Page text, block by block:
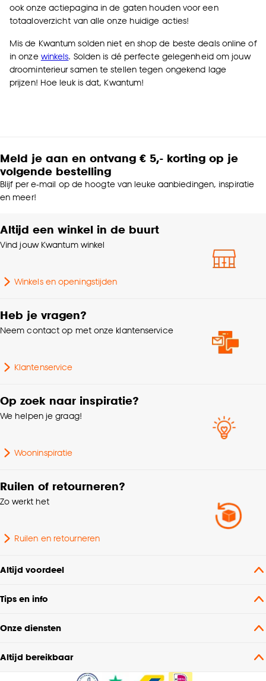
ook onze actiepagina in de gaten houden voor een
totaaloverzicht van alle onze huidige acties!
Mis de Kwantum solden niet en shop de beste deals online of
in onze winkels. Solden is dé perfecte gelegenheid om jouw
droominterieur samen te stellen tegen ongekend lage
prijzen! Hoe leuk is dat, Kwantum!
Meld je aan en ontvang € 5,- korting op je
volgende bestelling
Blijf per e-mail op de hoogte van leuke aanbiedingen, inspiratie
en meer!
Altijd een winkel in de buurt
Vind jouw Kwantum winkel
Winkels en openingstijden
Heb je vragen?
Neem contact op met onze klantenservice
Klantenservice
Op zoek naar inspiratie?
We helpen je graag!
Wooninspiratie
Ruilen of retourneren?
Zo werkt het
Ruilen en retourneren
Altijd voordeel
Tips en info
Onze diensten
Altijd bereikbaar